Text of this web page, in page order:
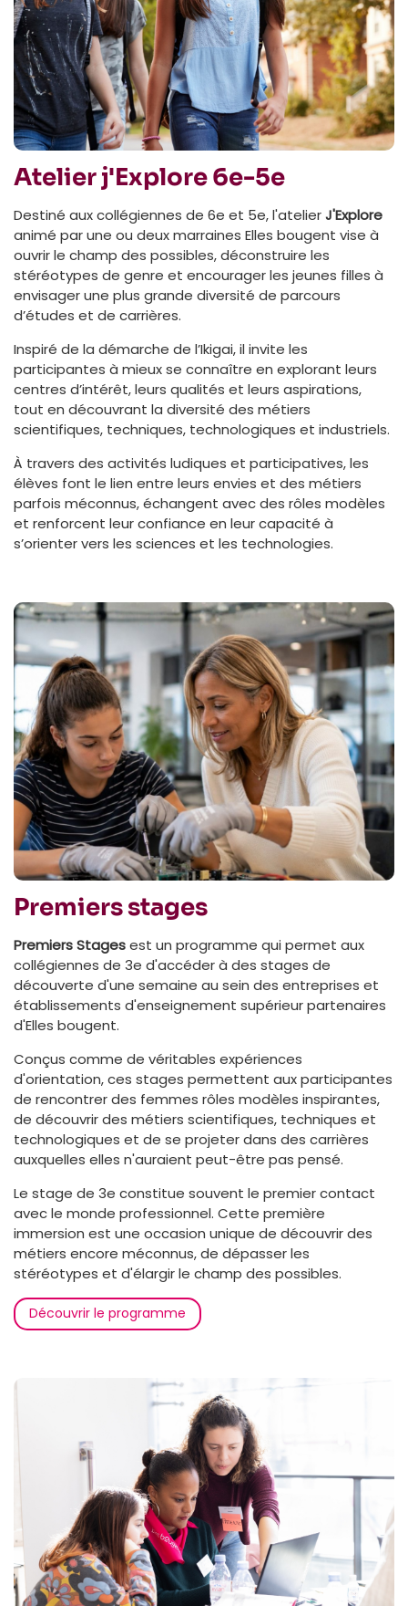
Atelier j'Explore 6e-5e
Destiné aux collégiennes de 6e et 5e, l'atelierJ'Explore
animé par une ou deux marraines Elles bougent vise à
ouvrir le champ des possibles, déconstruire les
stéréotypes de genre et encourager les jeunes filles à
envisager une plus grande diversité de parcours
d’études et de carrières.
Inspiré de la démarche de l’Ikigai, il invite les
participantes à mieux se connaître en explorant leurs
centres d’intérêt, leurs qualités et leurs aspirations,
tout en découvrant la diversité des métiers
scientifiques, techniques, technologiques et industriels.
À travers des activités ludiques et participatives, les
élèves font le lien entre leurs envies et des métiers
parfois méconnus, échangent avec des rôles modèles
et renforcent leur confiance en leur capacité à
s’orienter vers les sciences et les technologies.
Premiers stages
Premiers Stagesest un programme qui permet aux
collégiennes de 3e d'accéder à des stages de
découverte d'une semaine au sein des entreprises et
établissements d'enseignement supérieur partenaires
d'Elles bougent.
Conçus comme de véritables expériences
d'orientation, ces stages permettent aux participantes
de rencontrer des femmes rôles modèles inspirantes,
de découvrir des métiers scientifiques, techniques et
technologiques et de se projeter dans des carrières
auxquelles elles n'auraient peut-être pas pensé.
Le stage de 3e constitue souvent le premier contact
avec le monde professionnel. Cette première
immersion est une occasion unique de découvrir des
métiers encore méconnus, de dépasser les
stéréotypes et d'élargir le champ des possibles.
Découvrir le programme